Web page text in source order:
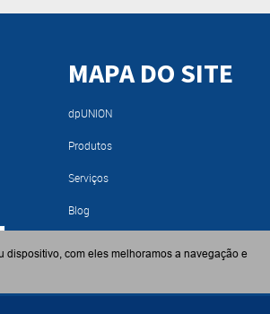
MAPA DO SITE
dpUNION
Produtos
Serviços
Blog
dispositivo, com eles melhoramos a navegação e